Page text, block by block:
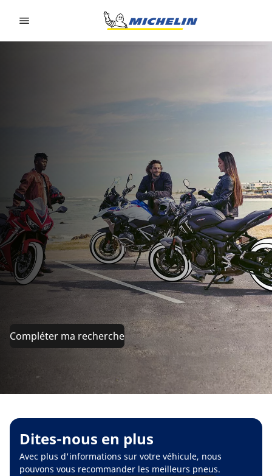
Compléter ma recherche
Dites-nous en plus
Avec plus d'informations sur votre véhicule, nous
pouvons vous recommander les meilleurs pneus.